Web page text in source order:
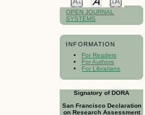
OPEN JOURNAL
SYSTEMS
INFORMATION
For Readers
For Authors
For Librarians
Signatory of DORA
San Francisco Declaration
on Research Assessment